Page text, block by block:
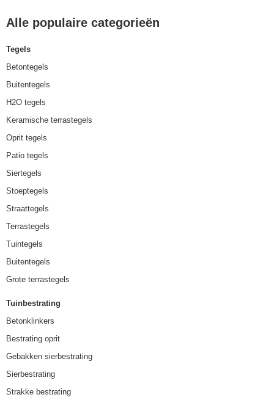
Alle populaire categorieën
Tegels
Betontegels
Buitentegels
H2O tegels
Keramische terrastegels
Oprit tegels
Patio tegels
Siertegels
Stoeptegels
Straattegels
Terrastegels
Tuintegels
Buitentegels
Grote terrastegels
Tuinbestrating
Betonklinkers
Bestrating oprit
Gebakken sierbestrating
Sierbestrating
Strakke bestrating